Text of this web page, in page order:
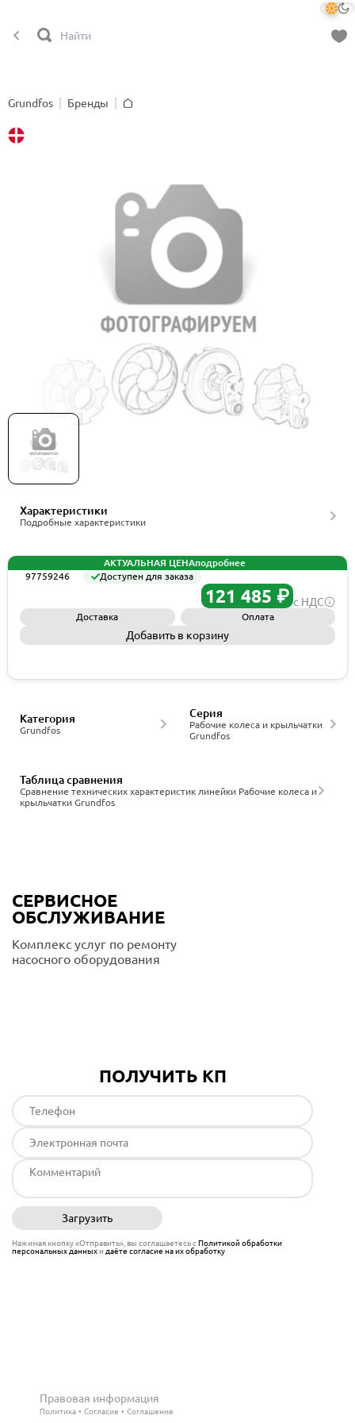
Grundfos
Бренды
Рабочее колесо Grundfos Spare, Impeller 60Hz
SLV.80.100.75 SS, артикул 97759246
Характеристики
Подробные характеристики
АКТУАЛЬНАЯ ЦЕНАподробнее
97759246
Доступен для заказа
121 485 ₽ с НДС
Доставка Оплата
Добавить в корзину
Grundfos
Категория
Рабочие колеса и крыльчатки
Grundfos
Серия
Сравнение технических характеристик линейки Рабочие колеса и
крыльчатки Grundfos
Таблица сравнения
СЕРВИСНОЕ
ОБСЛУЖИВАНИЕ
Комплекс услуг по ремонту
насосного оборудования
ПОЛУЧИТЬ КП
Загрузить
Нажимая кнопку «Отправить», вы соглашаетесь сПолитикой обработки
персональных данныхи даёте согласие на их обработку
Правовая информация
Политика Согласие Соглашение